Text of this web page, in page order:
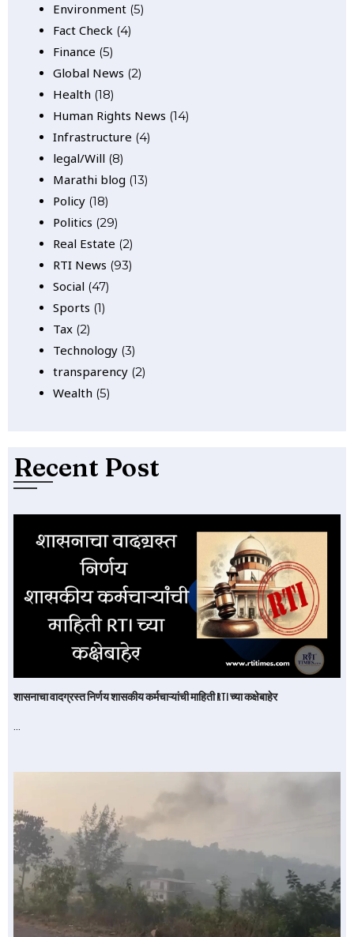
Environment (5)
Fact Check (4)
Finance (5)
Global News (2)
Health (18)
Human Rights News (14)
Infrastructure (4)
legal/Will (8)
Marathi blog (13)
Policy (18)
Politics (29)
Real Estate (2)
RTI News (93)
Social (47)
Sports (1)
Tax (2)
Technology (3)
transparency (2)
Wealth (5)
Recent Post
शासनाचा वादग्रस्त निर्णय शासकीय कर्मचाऱ्यांची माहिती RTI च्या कक्षेबाहेर
…